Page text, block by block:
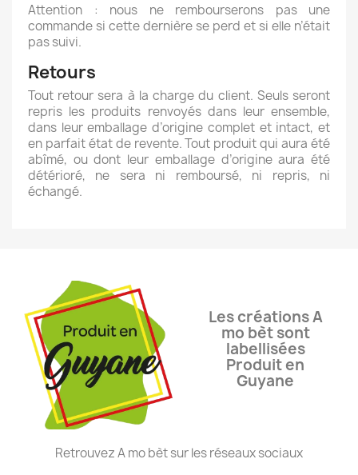
Attention : nous ne rembourserons pas une
commande si cette dernière se perd et si elle n’était
pas suivi.
Retours
Tout retour sera à la charge du client. Seuls seront
repris les produits renvoyés dans leur ensemble,
dans leur emballage d’origine complet et intact, et
en parfait état de revente. Tout produit qui aura été
abîmé, ou dont leur emballage d’origine aura été
détérioré, ne sera ni remboursé, ni repris, ni
échangé.
Les créations A
mo bèt sont
labellisées
Produit en
Guyane
Retrouvez A mo bèt sur les réseaux sociaux